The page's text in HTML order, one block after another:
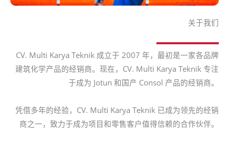
关于我们
CV. Multi Karya Teknik 成立于 2007 年，最初是一家各品牌
建筑化学产品的经销商。现在，CV. Multi Karya Teknik 专注
于成为 Jotun 和国产 Consol 产品的经销商。
凭借多年的经验，CV. Multi Karya Teknik 已成为领先的经销
商之一，致力于成为项目和零售客户值得信赖的合作伙伴。